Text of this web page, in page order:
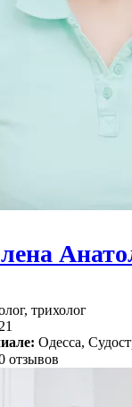
трихолог
Одесса,
отзывов